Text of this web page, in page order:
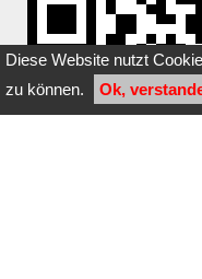
Diese Website nutzt
zu können.
Ok,